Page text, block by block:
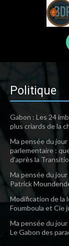
Politique
Gabon : Les 24
plus criards de la
Ma pensée du
parlementaire :
d’après la
Ma pensée du
Patrick
Modification de la
Foumboula et Cie
Ma pensée du
Le Gabon des